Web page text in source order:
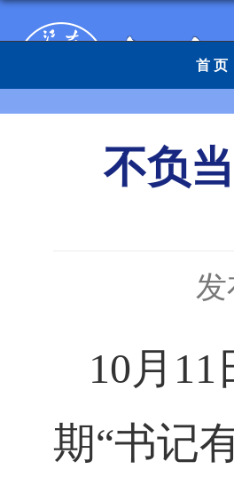
首 页
不负
10月
期“书记